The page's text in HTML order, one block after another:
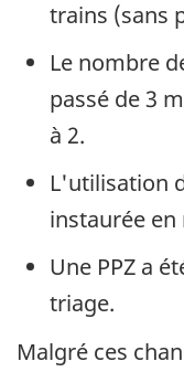
trains (sans
Le nombre
passé de 3
à 2.
L'utilisation
instaurée en
Une PPZ a
triage.
Malgré ces